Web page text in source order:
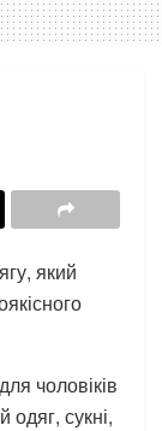
який
чоловіків
одяг, сукні,